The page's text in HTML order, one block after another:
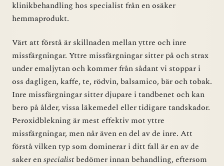
klinikbehandling hos specialist från en osäker
hemmaprodukt.
Värt att förstå är skillnaden mellan yttre och inre
missfärgningar. Yttre missfärgningar sitter på och strax
under emaljytan och kommer från sådant vi stoppar i
oss dagligen, kaffe, te, rödvin, balsamico, bär och tobak.
Inre missfärgningar sitter djupare i tandbenet och kan
bero på ålder, vissa läkemedel eller tidigare tandskador.
Peroxidblekning är mest effektiv mot yttre
missfärgningar, men når även en del av de inre. Att
förstå vilken typ som dominerar i ditt fall är en av de
saker enspecialistbedömer innan behandling, eftersom